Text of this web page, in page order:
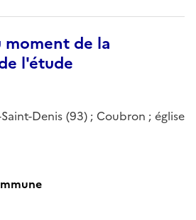
moment de la
l'étude
Denis (93) ; Coubron ; église